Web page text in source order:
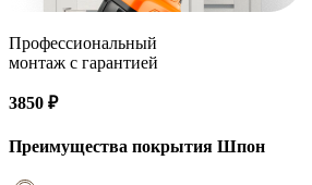
Профессиональный
монтаж с гарантией
3850 ₽
Преимущества покрытия Шпон